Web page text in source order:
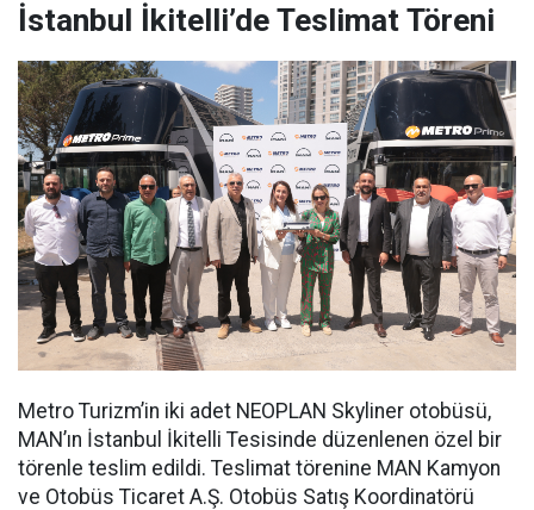
İstanbul İkitelli’de Teslimat Töreni
Metro Turizm’in iki adet NEOPLAN Skyliner otobüsü,
MAN’ın İstanbul İkitelli Tesisinde düzenlenen özel bir
törenle teslim edildi. Teslimat törenine MAN Kamyon
ve Otobüs Ticaret A.Ş. Otobüs Satış Koordinatörü